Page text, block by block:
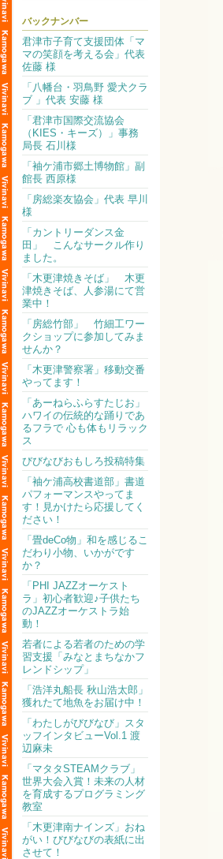
バックナンバー
君津市子育て支援団体「マ
マの笑顔を考える会」代表
佐藤 様
「八幡台・羽鳥野 愛犬クラ
ブ 」代表 安藤 様
「君津市国際交流協会
（KIES・キーズ）」事務
局長 石川様
「袖ケ浦市郷土博物館」副
館長 西原様
「房総楽友協会」代表 早川
様
「カントリーダンス金
田」 こんなサークル作り
ました。
「木更津焼きそば」 木更
津焼きそば、人参湯にて営
業中！
「房総竹部」 竹細工ワー
クショップに参加してみま
せんか？
「木更津警察署」移動交番
やってます！
「あーねらふらすたじお」
ハワイの伝統的な踊りであ
るフラで 心も体もリラック
ス
びびなびおもしろ投稿特集
「袖ケ浦高校書道部」書道
パフォーマンスやってま
す！見かけたら応援してく
ださい！
「畳deCo物」和を感じるこ
だわり小物、いかがです
か？
「PHI JAZZオーケスト
ラ」初心者歓迎♪子供たち
のJAZZオーケストラ始
動！
若者による若者のための学
習支援「みなとまちなかフ
レンドシップ」
「浩洋丸船長 秋山浩太郎」
獲れたて地魚をお届け中！
「わたしがびびなび」スタ
ッフインタビューVol.1 渡
辺麻未
「マタタSTEAMクラブ」
世界大会入賞！未来の人材
を育成するプログラミング
教室
「木更津南ナインズ」おね
がい！びびなびの表紙に出
させて！